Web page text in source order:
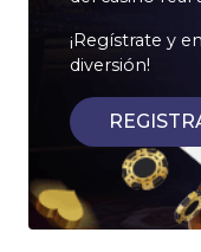
¡Regístrate y
diversión!